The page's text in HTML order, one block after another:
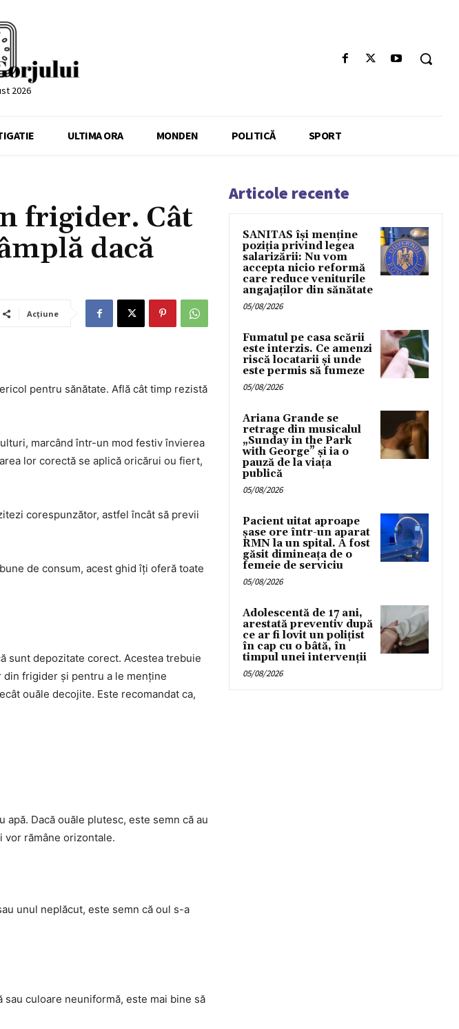
2026
ULTIMA ORA MONDEN POLITICĂ SPORT
frigider. Cât
dacă
Acțiune
pentru sănătate. Află cât timp rezistă
marcând într-un mod festiv învierea
lor corectă se aplică oricărui ou fiert,
corespunzător, astfel încât să previi
de consum, acest ghid îți oferă toate
sunt depozitate corect. Acestea trebuie
frigider și pentru a le menține
ouăle decojite. Este recomandat ca,
Dacă ouăle plutesc, este semn că au
vor rămâne orizontale.
unul neplăcut, este semn că oul s-a
culoare neuniformă, este mai bine să
Articole recente
SANITAS își menține
poziția privind legea
salarizării: Nu vom
accepta nicio reformă
care reduce veniturile
angajaților din sănătate
05/08/2026
Fumatul pe casa scării
este interzis. Ce amenzi
riscă locatarii și unde
este permis să fumeze
05/08/2026
Ariana Grande se
retrage din musicalul
„Sunday in the Park
with George” și ia o
pauză de la viața
publică
05/08/2026
Pacient uitat aproape
șase ore într-un aparat
RMN la un spital. A fost
găsit dimineața de o
femeie de serviciu
05/08/2026
Adolescentă de 17 ani,
arestată preventiv după
ce ar fi lovit un polițist
în cap cu o bâtă, în
timpul unei intervenții
05/08/2026